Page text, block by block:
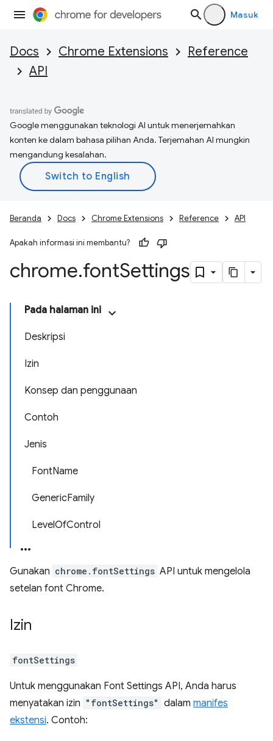
Masuk
Docs Chrome Extensions
Reference
API
Google menggunakan teknologi AI untuk menerjemahkan
konten ke dalam bahasa pilihan Anda. Terjemahan AI mungkin
mengandung kesalahan.
Beranda Docs Chrome Extensions Reference API
Apakah informasi ini membantu?
chrome.fontSettings
Pada halaman ini
Deskripsi
Izin
Konsep dan penggunaan
Contoh
Jenis
FontName
GenericFamily
LevelOfControl
Gunakan chrome.fontSettings API untuk mengelola
setelan font Chrome.
Izin
fontSettings
Untuk menggunakan Font Settings API, Anda harus
menyatakan izin "fontSettings" dalam manifes
ekstensi. Contoh: